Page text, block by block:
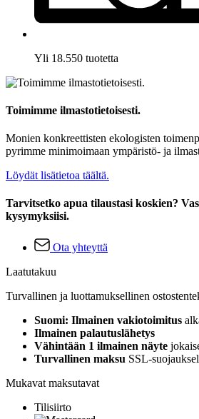
Yli 18.550 tuotetta
Toimimme ilmastotietoisesti.
Monien konkreettisten ekologisten
pyrimme minimoimaan ympäristö- ja
Löydät lisätietoa täältä.
Tarvitsetko apua tilaustasi koskien?
kysymyksiisi.
Ota yhteyttä
Laatutakuu
Turvallinen ja luottamuksellinen
Suomi: Ilmainen vakiotoimitus
Ilmainen palautuslähetys
Vähintään 1 ilmainen näyte
Turvallinen maksu SSL-
Mukavat maksutavat
Tilisiirto